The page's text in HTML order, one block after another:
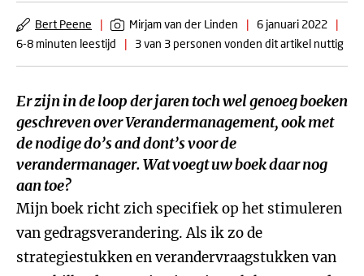
Bert Peene | Mirjam van der Linden | 6 januari 2022
|
6-8 minuten leestijd
| 3 van 3 personen vonden dit artikel nuttig
Er zijn in de loop der jaren toch wel genoeg boeken
geschreven over Verandermanagement, ook met
de nodigedo’s and dont’svoor de
verandermanager. Wat voegt uw boek daar nog
aan toe?
Mijn boek richt zich specifiek op het stimuleren
van gedragsverandering. Als ik zo de
strategiestukken en verandervraagstukken van